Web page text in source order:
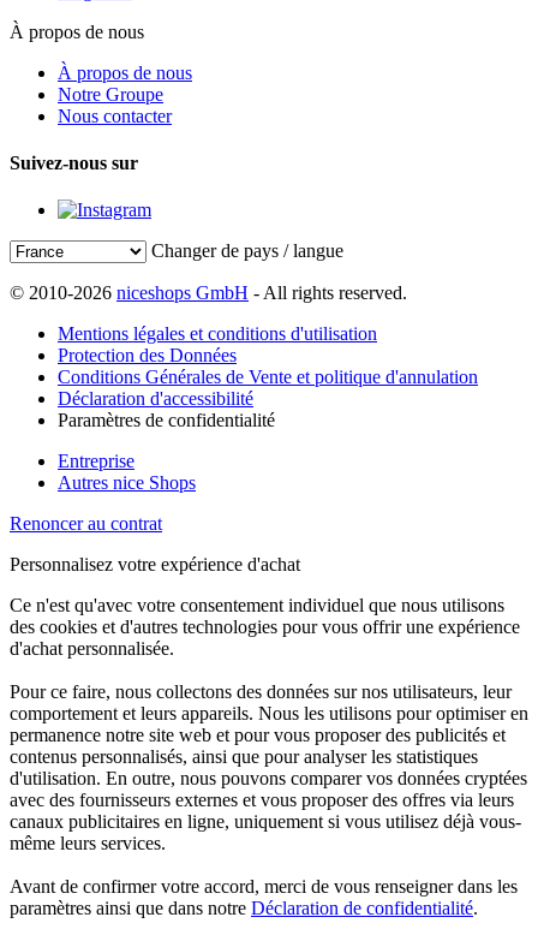
À propos de nous
À propos de nous
Notre Groupe
Nous contacter
Suivez-nous sur
Changer de pays / langue
© 2010-2026 niceshops GmbH - All rights reserved.
Mentions légales et conditions d'utilisation
Protection des Données
Conditions Générales de Vente et politique d'annulation
Déclaration d'accessibilité
Paramètres de confidentialité
Entreprise
Autres nice Shops
Renoncer au contrat
Personnalisez votre expérience d'achat
Ce n'est qu'avec votre consentement individuel que nous utilisons
des cookies et d'autres technologies pour vous offrir une expérience
d'achat personnalisée.
Pour ce faire, nous collectons des données sur nos utilisateurs, leur
comportement et leurs appareils. Nous les utilisons pour optimiser en
permanence notre site web et pour vous proposer des publicités et
contenus personnalisés, ainsi que pour analyser les statistiques
d'utilisation. En outre, nous pouvons comparer vos données cryptées
avec des fournisseurs externes et vous proposer des offres via leurs
canaux publicitaires en ligne, uniquement si vous utilisez déjà vous-
même leurs services.
Avant de confirmer votre accord, merci de vous renseigner dans les
paramètres ainsi que dans notre Déclaration de confidentialité.